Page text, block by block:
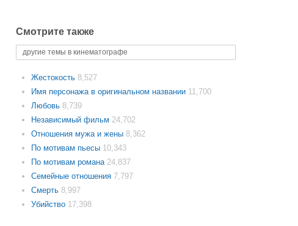
Смотрите также
другие темы в кинематографе
Жестокость 8,527
Имя персонажа в оригинальном названии 11,700
Любовь 8,739
Независимый фильм 24,702
Отношения мужа и жены 8,362
По мотивам пьесы 10,343
По мотивам романа 24,837
Семейные отношения 7,797
Смерть 8,997
Убийство 17,398